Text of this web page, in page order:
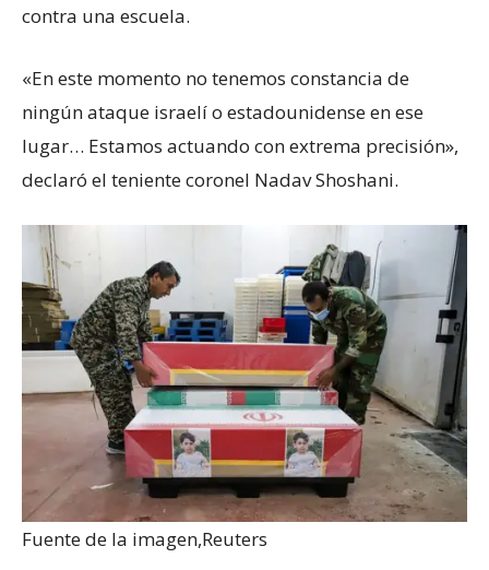
contra una escuela.
«En este momento no tenemos constancia de
ningún ataque israelí o estadounidense en ese
lugar… Estamos actuando con extrema precisión»,
declaró el teniente coronel Nadav Shoshani.
Fuente de la imagen,Reuters